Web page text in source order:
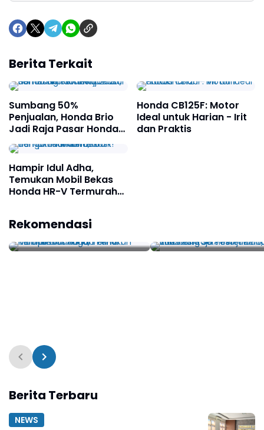
Berita Terkait
Sumbang 50%
Penjualan, Honda Brio
Jadi Raja Pasar Honda
di Indonesia Semester
Pertama 2025
Honda CB125F: Motor
Ideal untuk Harian - Irit
dan Praktis
Hampir Idul Adha,
Temukan Mobil Bekas
Honda HR-V Termurah
Rekomendasi
Temukan Mobil Bekas
dengan Tahun Terbaik!
Semester Pertama
Berita Terbaru
NEWS